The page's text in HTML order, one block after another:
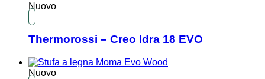
Nuovo
Thermorossi – Creo Idra 18 EVO
Nuovo